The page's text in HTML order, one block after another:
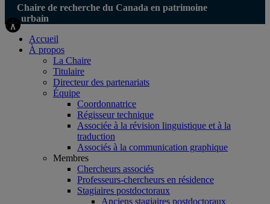
Chaire de recherche du Canada en patrimoine
urbain
Accueil
À propos
La Chaire
Titulaire
Directeur des partenariats
Équipe
Coordonnatrice
Régisseur technique
Associée à la révision linguistique et à la
traduction
Associés à la communication graphique
Membres
Chercheurs associés
Professeurs-chercheurs en résidence
Stagiaires postdoctoraux
Anciens stagiaires postdoctoraux